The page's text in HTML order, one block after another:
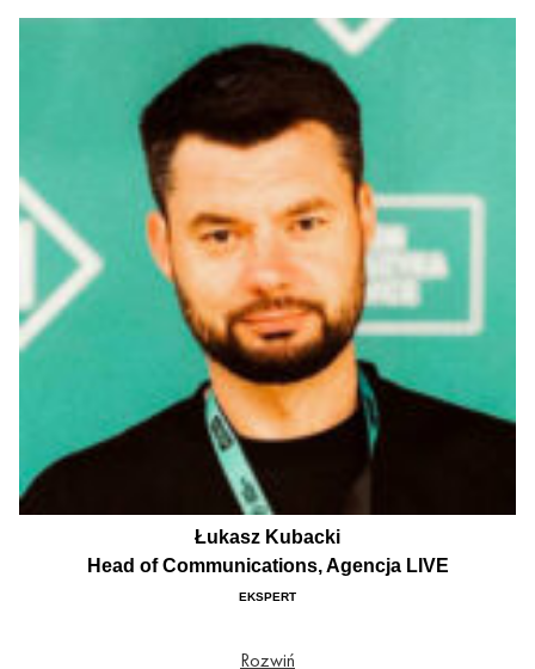
wydarzeń owianych tajemnicą. Wydał ponad 400 pozycji – winyli, CD, kaset,
zinów z elektroniką, muzyką klasyczną, jazzem, awangardą, new wave’em/ post-
Publikowane u niego wydawnictwa to nie tylko muzyka opatrzona autorską
grafiką, będącą często artystycznym manifestem twórcy, ale również serie
kolekcjonerskie, dostępne w wersjach deluxe w unikatowych opakowaniach.
Łukasz Kubacki
Head of Communications, Agencja LIVE
EKSPERT
promocję festiwali i koncertów (m.in.: Męskie Granie, Tauron Nowa Muzyka
Rozwiń